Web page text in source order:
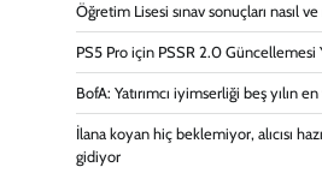
Öğretim Lisesi sınav sonuçları nasıl
PS5 Pro için PSSR 2.0
BofA: Yatırımcı iyimserliği beş yılın
İlana koyan hiç beklemiyor, alıcısı
gidiyor